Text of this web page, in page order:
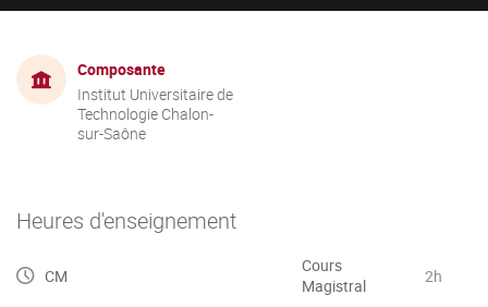
Composante
Institut Universitaire de
Technologie Chalon-
sur-Saône
Heures d'enseignement
CM
Cours
Magistral
2h